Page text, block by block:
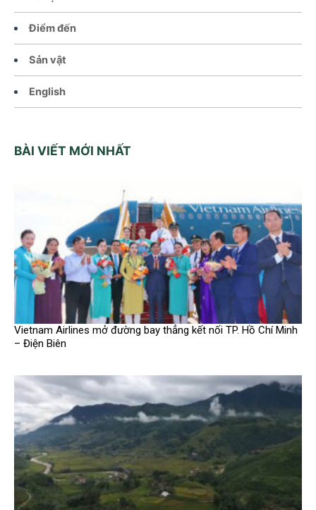
Điểm đến
Sản vật
English
BÀI VIẾT MỚI NHẤT
Vietnam Airlines mở đường bay thẳng kết nối TP. Hồ Chí Minh
– Điện Biên